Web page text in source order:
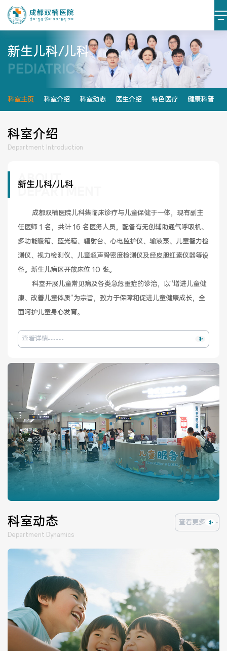
医院简介 医院文化
设施设备 环境照片
健康管理体检 手术科室
非手术科室 其他科室
专家坐诊 咨询挂号
门诊就诊指南 特色诊疗
医院布局 医保服务
意见建议 特殊人群服务
院内新闻
公示公告 公益事业
科研介绍 科研动态
新生儿科/儿科
PEDIATRICS
科室主页 科室介绍 科室动态 医生介绍 特色医疗 健康科普
科室介绍
Department Introduction
新生儿科/儿科
ABOUT
DEPARTMENT
任医师 1 名，共计 16 名医务人员，配备有无创辅助通气呼吸机、
多功能暖箱、蓝光箱、辐射台、心电监护仪、输液泵、儿童智力检
测仪、视力检测仪、儿童超声骨密度检测仪及经皮胆红素仪器等设
备。新生儿病区开放床位 10 张。
康、改善儿童体质”为宗旨，致力于保障和促进儿童健康成长，全
面呵护儿童身心发育。
查看详情
科室动态
Department Dynamics
查看更多